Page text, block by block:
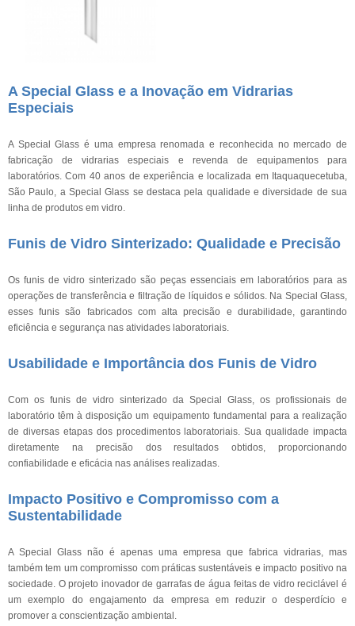
A Special Glass e a Inovação em Vidrarias
Especiais
A Special Glass é uma empresa renomada e reconhecida no mercado de
fabricação de vidrarias especiais e revenda de equipamentos para
laboratórios. Com 40 anos de experiência e localizada em Itaquaquecetuba,
São Paulo, a Special Glass se destaca pela qualidade e diversidade de sua
linha de produtos em vidro.
Funis de Vidro Sinterizado: Qualidade e Precisão
Os funis de vidro sinterizado são peças essenciais em laboratórios para as
operações de transferência e filtração de líquidos e sólidos. Na Special Glass,
esses funis são fabricados com alta precisão e durabilidade, garantindo
eficiência e segurança nas atividades laboratoriais.
Usabilidade e Importância dos Funis de Vidro
Com os funis de vidro sinterizado da Special Glass, os profissionais de
laboratório têm à disposição um equipamento fundamental para a realização
de diversas etapas dos procedimentos laboratoriais. Sua qualidade impacta
diretamente na precisão dos resultados obtidos, proporcionando
confiabilidade e eficácia nas análises realizadas.
Impacto Positivo e Compromisso com a
Sustentabilidade
A Special Glass não é apenas uma empresa que fabrica vidrarias, mas
também tem um compromisso com práticas sustentáveis e impacto positivo na
sociedade. O projeto inovador de garrafas de água feitas de vidro reciclável é
um exemplo do engajamento da empresa em reduzir o desperdício e
promover a conscientização ambiental.